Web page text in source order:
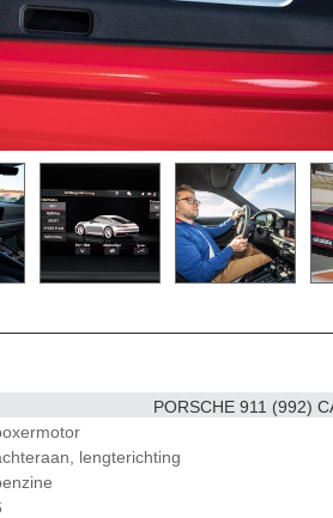
PORSCHE 911 (992)
lengterichting